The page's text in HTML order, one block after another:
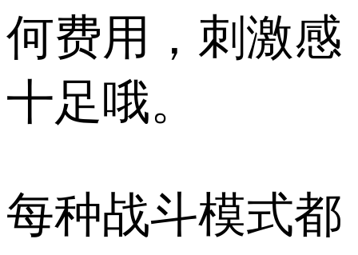
何费用，刺激感
十足哦。
每种战斗模式都